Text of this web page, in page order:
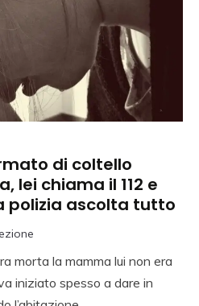
di coltello
lei chiama il 112 e
polizia ascolta tutto
morta la mamma lui non era
iniziato spesso a dare in